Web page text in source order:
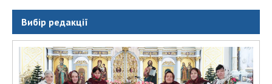
Вибір редакції